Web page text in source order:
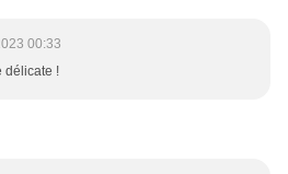
00:33
délicate !